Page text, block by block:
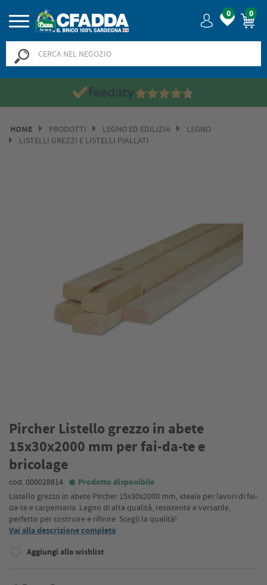
0 0
HOME PRODOTTI LEGNO ED EDILIZIA
LEGNO
LISTELLI GREZZI E LISTELLI PIALLATI
Pircher Listello grezzo in abete
15x30x2000 mm per fai-da-te e
bricolage
cod. 000028814 Prodotto disponibile
Listello grezzo in abete Pircher 15x30x2000 mm, ideale per lavori di fai-
da-te e carpenteria. Legno di alta qualità, resistente e versatile,
perfetto per costruire e rifinire. Scegli la qualità!
Vai alla descrizione completa
Aggiungi alla wishlist